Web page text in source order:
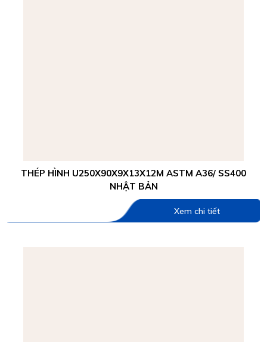
THÉP HÌNH U250X90X9X13X12M ASTM A36/ SS400
NHẬT BẢN
Xem chi tiết